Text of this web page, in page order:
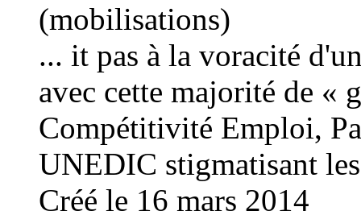
(mobilisations)
... it pas à la voracité
avec cette majorité de «
Compétitivité Emploi,
UNEDIC stigmatisant
Créé le 16 mars 2014